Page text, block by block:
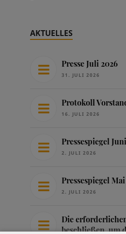
AKTUELLES
Presse Juli 2026
31. JULI 2026
Protokoll
16. JULI 2026
Pressespiegel
2. JULI 2026
Pressespiegel
2. JULI 2026
Die
beschließen, um